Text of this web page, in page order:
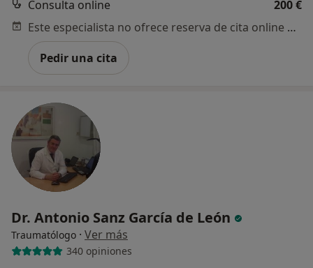
Consulta online
200 €
Este especialista no ofrece reserva de cita online en esta dirección.
Pedir una cita
Dr. Antonio Sanz García de León
Traumatólogo · Ver más
340 opiniones